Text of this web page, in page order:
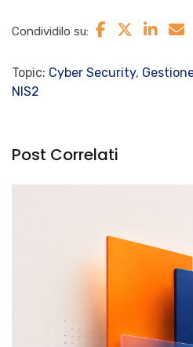
dove critica). Poi si scala con un
Condividilo su:
Topic: Cyber Security,
NIS2
Post Correlati